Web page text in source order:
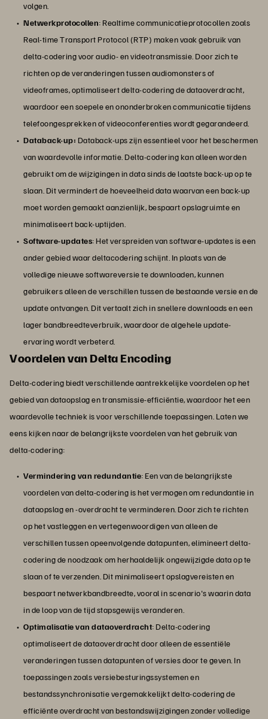
volgen.
Netwerkprotocollen: Realtime communicatieprotocollen zoals
Real-time Transport Protocol (RTP) maken vaak gebruik van
delta-codering voor audio- en videotransmissie. Door zich te
richten op de veranderingen tussen audiomonsters of
videoframes, optimaliseert delta-codering de dataoverdracht,
waardoor een soepele en ononderbroken communicatie tijdens
telefoongesprekken of videoconferenties wordt gegarandeerd.
Databack-up: Databack-ups zijn essentieel voor het beschermen
van waardevolle informatie. Delta-codering kan alleen worden
gebruikt om de wijzigingen in data sinds de laatste back-up op te
slaan. Dit vermindert de hoeveelheid data waarvan een back-up
moet worden gemaakt aanzienlijk, bespaart opslagruimte en
minimaliseert back-uptijden.
Software-updates: Het verspreiden van software-updates is een
ander gebied waar deltacodering schijnt. In plaats van de
volledige nieuwe softwareversie te downloaden, kunnen
gebruikers alleen de verschillen tussen de bestaande versie en de
update ontvangen. Dit vertaalt zich in snellere downloads en een
lager bandbreedteverbruik, waardoor de algehele update-
ervaring wordt verbeterd.
Voordelen van Delta Encoding
Delta-codering biedt verschillende aantrekkelijke voordelen op het
gebied van dataopslag en transmissie-efficiëntie, waardoor het een
waardevolle techniek is voor verschillende toepassingen. Laten we
eens kijken naar de belangrijkste voordelen van het gebruik van
delta-codering:
Vermindering van redundantie: Een van de belangrijkste
voordelen van delta-codering is het vermogen om redundantie in
dataopslag en -overdracht te verminderen. Door zich te richten
op het vastleggen en vertegenwoordigen van alleen de
verschillen tussen opeenvolgende datapunten, elimineert delta-
codering de noodzaak om herhaaldelijk ongewijzigde data op te
slaan of te verzenden. Dit minimaliseert opslagvereisten en
bespaart netwerkbandbreedte, vooral in scenario's waarin data
in de loop van de tijd stapsgewijs veranderen.
Optimalisatie van dataoverdracht: Delta-codering
optimaliseert de dataoverdracht door alleen de essentiële
veranderingen tussen datapunten of versies door te geven. In
toepassingen zoals versiebesturingssystemen en
bestandssynchronisatie vergemakkelijkt delta-codering de
efficiënte overdracht van bestandswijzigingen zonder volledige